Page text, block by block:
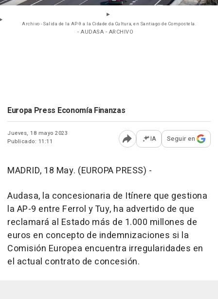
Archivo - Salida de la AP-9 a la Cidade da Cultura, en Santiago de Compostela.
- AUDASA - ARCHIVO
Europa Press Economía Finanzas
Jueves, 18 mayo 2023
Publicado: 11:11
Abrir opciones para
IA Seguir en
MADRID, 18 May. (EUROPA PRESS) -
Audasa, la concesionaria de Itínere que gestiona
la AP-9 entre Ferrol y Tuy, ha advertido de que
reclamará al Estado más de 1.000 millones de
euros en concepto de indemnizaciones si la
Comisión Europea encuentra irregularidades en
el actual contrato de concesión.